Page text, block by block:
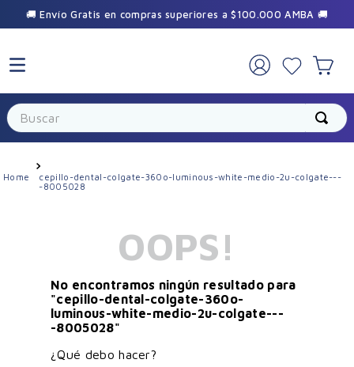
🚚 Envío Gratis en compras superiores a $100.000 AMBA 🚚
Buscar
cepillo-dental-colgate-360o-luminous-white-medio-2u-colgate---
-8005028
OOPS!
No encontramos ningún resultado para
"cepillo-dental-colgate-360o-
luminous-white-medio-2u-colgate---
-8005028"
¿Qué debo hacer?
×
Recibí promos exclusivas y beneficios
especiales durante el año.
Suscribirme